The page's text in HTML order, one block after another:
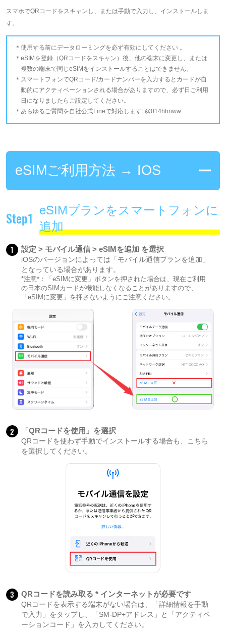
スマホでQRコードをスキャンし、または手動で入力し、インストールしま
す。
使用する前にデータローミングを必ず有効にしてください 。
eSIMを登録（QRコードをスキャン）後、他の端末に変更し、または
複数の端末で同じeSIMをインストールすることはできません。
スマートフォンでQRコード/カードナンバーを入力するとカードが自
動的にアクティベーションされる場合がありますので、必ず日ご利用
日になりましたらご設定してください。
あらゆるご質問を自社公式Lineで対応します: @014hhnww
eSIMご利用方法 → IOS
Step1
eSIMプランをスマートフォンに
追加
1 設定 > モバイル通信 > eSIMを追加 を選択
iOSのバージョンによっては「モバイル通信プランを追加」
となっている場合があります。
*注意*：「eSIMに変更」ボタンを押された場合は、現在ご利用
の日本のSIMカードが機能しなくなることがありますので、
「eSIMに変更」を押さないようにご注意ください。
2 「QRコードを使用」を選択
QRコードを使わず手動でインストールする場合も、こちら
を選択してください。
3 QRコードを読み取る * インターネットが必要です
QRコードを表示する端末がない場合は、「詳細情報を手動
で入力」をタップし、「SM-DP+アドレス」と「アクティベ
ーションコード」を入カしてください。